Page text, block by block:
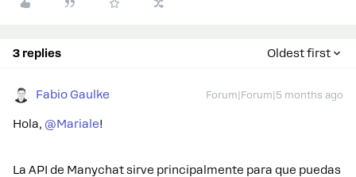
3 replies Oldest first
Fabio Gaulke Forum|Forum|5 months ago
Hola, ​ @Mariale!
La API de Manychat sirve principalmente para que puedas